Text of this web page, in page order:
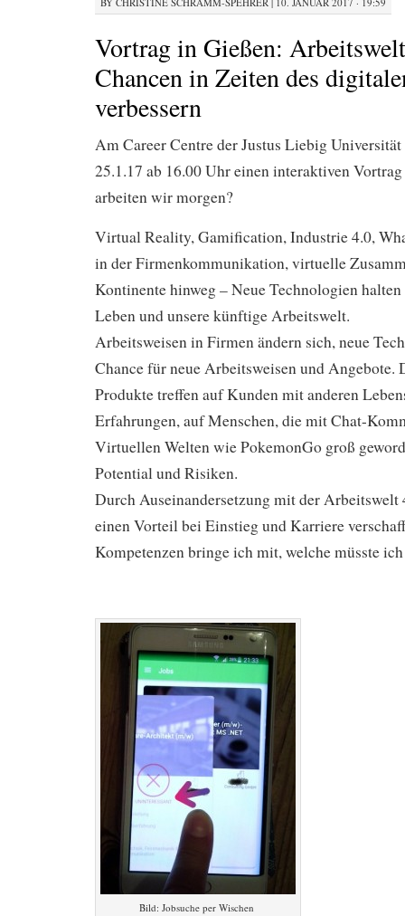
Vortrag in Gießen:
Chancen in Zeiten des
verbessern
Am Career Centre der Justus Liebig
25.1.17 ab 16.00 Uhr einen interaktiven
arbeiten wir morgen?
Virtual Reality, Gamification, Industrie 4.0,
in der Firmenkommunikation, virtuelle
Kontinente hinweg – Neue Technologien
Leben und unsere künftige Arbeitswelt.
Arbeitsweisen in Firmen ändern sich, neue
Chance für neue Arbeitsweisen und Angebote.
Produkte treffen auf Kunden mit anderen
Erfahrungen, auf Menschen, die mit Chat-
Virtuellen Welten wie PokemonGo groß
Potential und Risiken.
Durch Auseinandersetzung mit der Arbeitswelt
einen Vorteil bei Einstieg und Karriere
Kompetenzen bringe ich mit, welche müsste
Bild: Jobsuche per Wischen